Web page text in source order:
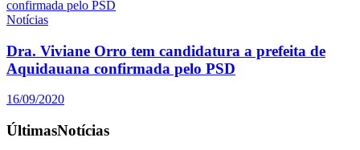
Notícias
Dra. Viviane Orro tem candidatura a prefeita de
Aquidauana confirmada pelo PSD
16/09/2020
ÚltimasNotícias